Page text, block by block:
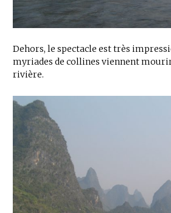
Dehors, le spectacle est très
myriades de collines viennent
rivière.